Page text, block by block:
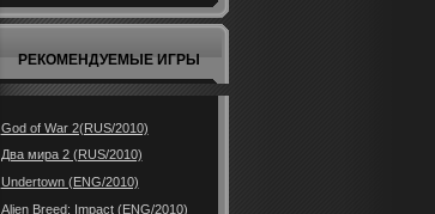
РЕКОМЕНДУЕМЫЕ ИГРЫ
God of War 2(RUS/2010)
Два мира 2 (RUS/2010)
Undertown (ENG/2010)
Alien Breed: Impact (ENG/2010)